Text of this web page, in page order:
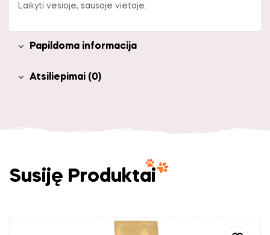
Laikyti vėsioje, sausoje vietoje.
Papildoma informacija
Atsiliepimai (0)
Susiję Produktai